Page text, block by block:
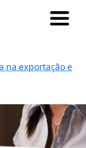
na exportação e